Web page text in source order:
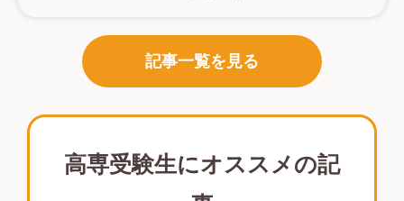
記事一覧を見る
高専受験生にオススメの記